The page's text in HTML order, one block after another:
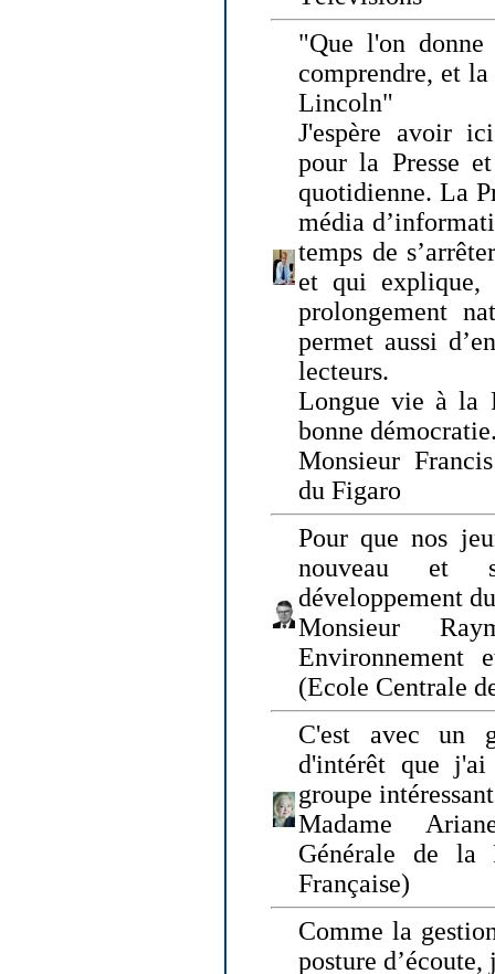
"Que l'on
comprendre, et
Lincoln"
J'espère avoir
pour la Presse
quotidienne. La
média
temps de
et qui explique,
prolongement
permet aussi
lecteurs.
Longue vie à la
bonne
Monsieur
du Figaro
Pour que nos
nouveau et
développement
Monsieur
Environnement
(Ecole Centrale
C'est avec un
d'intérêt que
groupe
Madame
Générale de la
Française)
Comme la
posture